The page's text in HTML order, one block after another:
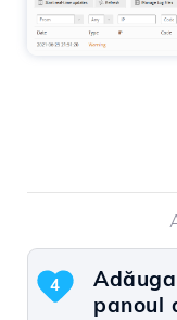
panoul
4